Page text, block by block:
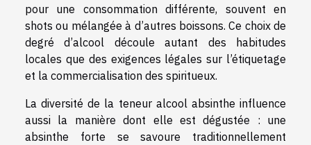
pour une consommation différente, souvent en
shots ou mélangée à d’autres boissons. Ce choix de
degré d’alcool découle autant des habitudes
locales que des exigences légales sur l’étiquetage
et la commercialisation des spiritueux.
La diversité de la teneur alcool absinthe influence
aussi la manière dont elle est dégustée : une
absinthe forte se savoure traditionnellement